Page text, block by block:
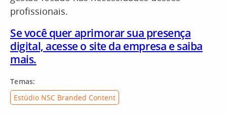
profissionais.
Se você quer aprimorar sua presença
digital, acesse o site da empresa e saiba
mais.
Temas:
Estúdio NSC Branded Content